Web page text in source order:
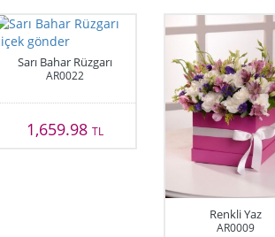
Sarı Bahar Rüzgarı
AR0022
1,659.98TL
Renkli Yaz
AR0009